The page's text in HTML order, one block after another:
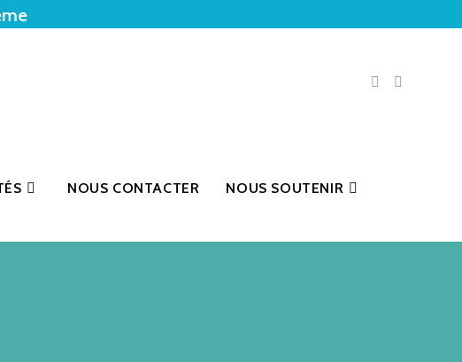
NOUS CONTACTER NOUS SOUTENIR